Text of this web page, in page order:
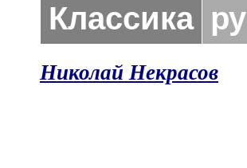
Классика ру
Николай Некрасов